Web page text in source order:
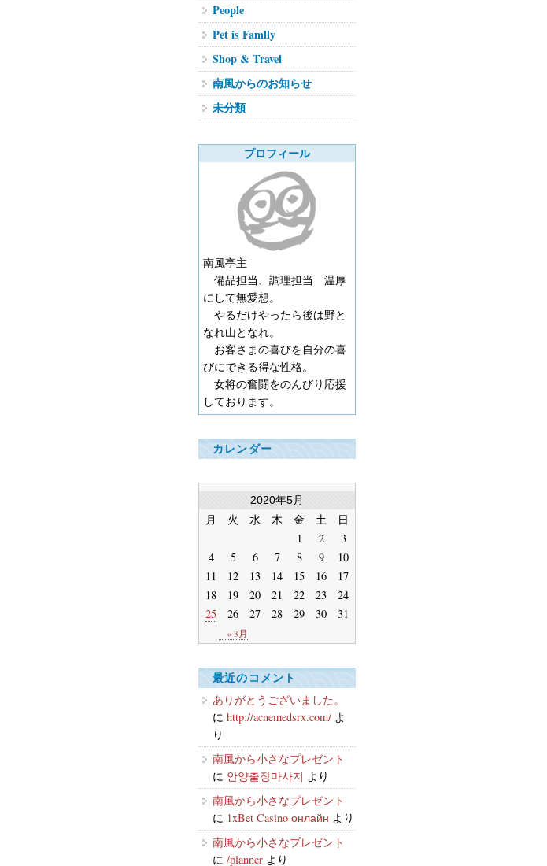
People
Pet is Famlly
Shop & Travel
南風からのお知らせ
未分類
プロフィール
南風亭主
備品担当、調理担当 温厚
にして無愛想。
やるだけやったら後は野と
なれ山となれ。
お客さまの喜びを自分の喜
びにできる得な性格。
女将の奮闘をのんびり応援
しております。
カレンダー
2020年5月
月 火 水 木 金 土 日
« 3月
1 2
3
4
5 6 7 8 9
10
11
12 13 14 15 16
17
18
19 20 21 22 23
24
25
26 27 28 29 30 31
最近のコメント
ありがとうございました。
に http://acnemedsrx.com/ よ
り
南風から小さなプレゼント
に 안양출장마사지 より
南風から小さなプレゼント
に 1xBet Casino онлайн より
南風から小さなプレゼント
に /planner より